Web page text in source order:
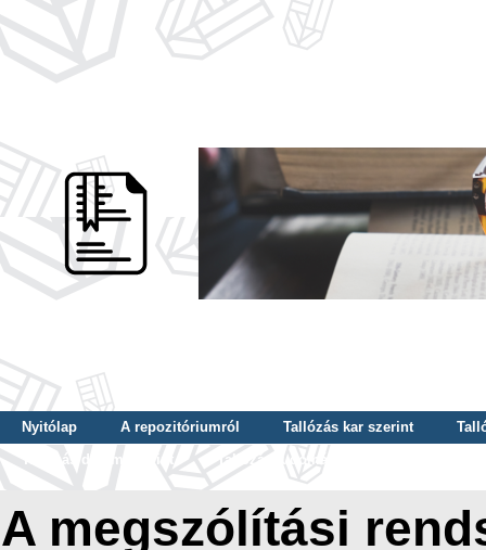
Nyitólap A repozitóriumról Tallózás kar szerint
Tallózás dátum szerint
Tallózás tudományterület szerint
A megszólítási